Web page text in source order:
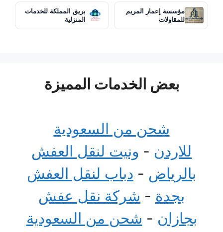
مؤسسة إعمار المريم
للمقاولات
بريق المملكة للخدمات
المنزلية
بعض الخدمات المميزة
شحن من السعودية
للاردن - ونيت لنقل العفش
بالرياض - دباب لنقل العفش
بجدة - شركة نقل عفش
بجازان - شحن من السعودية